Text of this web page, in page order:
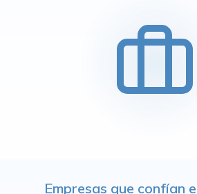
Empresas que confían